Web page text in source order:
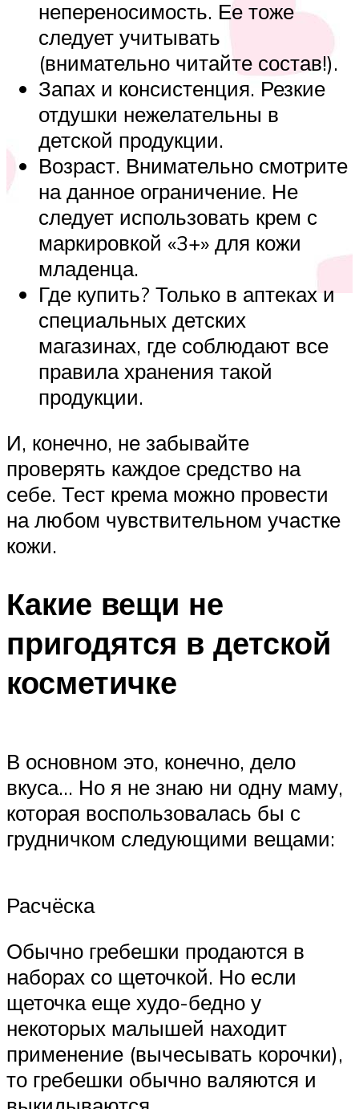
непереносимость. Ее тоже
следует учитывать
(внимательно читайте состав!).
Запах и консистенция. Резкие
отдушки нежелательны в
детской продукции.
Возраст. Внимательно смотрите
на данное ограничение. Не
следует использовать крем с
маркировкой «3+» для кожи
младенца.
Где купить? Только в аптеках и
специальных детских
магазинах, где соблюдают все
правила хранения такой
продукции.
И, конечно, не забывайте
проверять каждое средство на
себе. Тест крема можно провести
на любом чувствительном участке
кожи.
Какие вещи не
пригодятся в детской
косметичке
В основном это, конечно, дело
вкуса… Но я не знаю ни одну маму,
которая воспользовалась бы с
грудничком следующими вещами:
Расчёска
Обычно гребешки продаются в
наборах со щеточкой. Но если
щеточка еще худо-бедно у
некоторых малышей находит
применение (вычесывать корочки),
то гребешки обычно валяются и